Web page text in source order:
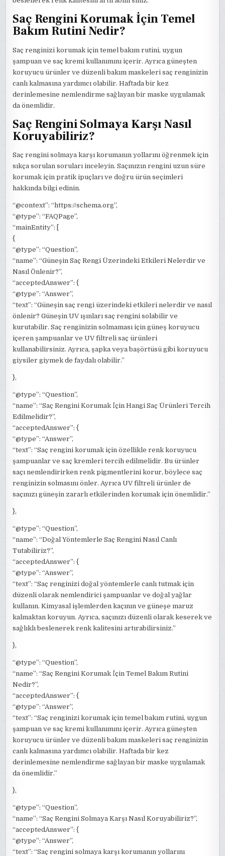
Saç Rengini Korumak İçin Temel
Bakım Rutini Nedir?
Saç renginizi korumak için temel bakım rutini, uygun
şampuan ve saç kremi kullanımını içerir. Ayrıca güneşten
koruyucu ürünler ve düzenli bakım maskeleri saç renginizin
canlı kalmasına yardımcı olabilir. Haftada bir kez
derinlemesine nemlendirme sağlayan bir maske uygulamak
da önemlidir.
Saç Rengini Solmaya Karşı Nasıl
Koruyabiliriz?
Saç rengini solmaya karşı korumanın yollarını öğrenmek için
sıkça sorulan soruları inceleyin. Saçınızın rengini uzun süre
korumak için pratik ipuçları ve doğru ürün seçimleri
hakkında bilgi edinin.
“@context”: “https://schema.org”,
“@type”: “FAQPage”,
“mainEntity”: [
{
“@type”: “Question”,
“name”: “Güneşin Saç Rengi Üzerindeki Etkileri Nelerdir ve
Nasıl Önlenir?”,
“acceptedAnswer”: {
“@type”: “Answer”,
“text”: “Güneşin saç rengi üzerindeki etkileri nelerdir ve nasıl
önlenir? Güneşin UV ışınları saç rengini solabilir ve
kurutabilir. Saç renginizin solmaması için güneş koruyucu
içeren şampuanlar ve UV filtreli saç ürünleri
kullanabilirsiniz. Ayrıca, şapka veya başörtüsü gibi koruyucu
giysiler giymek de faydalı olabilir.”
},
“@type”: “Question”,
“name”: “Saç Rengini Korumak İçin Hangi Saç Ürünleri Tercih
Edilmelidir?”,
“acceptedAnswer”: {
“@type”: “Answer”,
“text”: “Saç rengini korumak için özellikle renk koruyucu
şampuanlar ve saç kremleri tercih edilmelidir. Bu ürünler
saçı nemlendirirken renk pigmentlerini korur, böylece saç
renginizin solmasını önler. Ayrıca UV filtreli ürünler de
saçınızı güneşin zararlı etkilerinden korumak için önemlidir.”
},
“@type”: “Question”,
“name”: “Doğal Yöntemlerle Saç Rengini Nasıl Canlı
Tutabiliriz?”,
“acceptedAnswer”: {
“@type”: “Answer”,
“text”: “Saç renginizi doğal yöntemlerle canlı tutmak için
düzenli olarak nemlendirici şampuanlar ve doğal yağlar
kullanın. Kimyasal işlemlerden kaçının ve güneşe maruz
kalmaktan koruyun. Ayrıca, saçınızı düzenli olarak keserek ve
sağlıklı beslenerek renk kalitesini artırabilirsiniz.”
},
“@type”: “Question”,
“name”: “Saç Rengini Korumak İçin Temel Bakım Rutini
Nedir?”,
“acceptedAnswer”: {
“@type”: “Answer”,
“text”: “Saç renginizi korumak için temel bakım rutini, uygun
şampuan ve saç kremi kullanımını içerir. Ayrıca güneşten
koruyucu ürünler ve düzenli bakım maskeleri saç renginizin
canlı kalmasına yardımcı olabilir. Haftada bir kez
derinlemesine nemlendirme sağlayan bir maske uygulamak
da önemlidir.”
},
“@type”: “Question”,
“name”: “Saç Rengini Solmaya Karşı Nasıl Koruyabiliriz?”,
“acceptedAnswer”: {
“@type”: “Answer”,
“text”: “Saç rengini solmaya karşı korumanın yollarını